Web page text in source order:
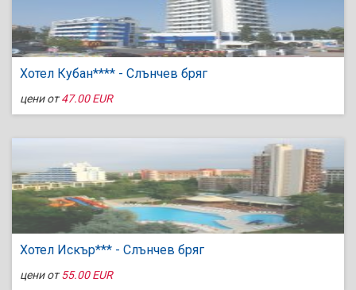
Хотел Кубан**** - Слънчев бряг
цени от47.00 EUR
Хотел Искър*** - Слънчев бряг
цени от55.00 EUR